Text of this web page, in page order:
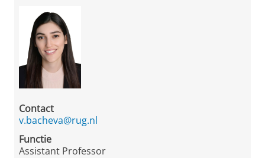
Contact
v.bacheva@rug.nl
Functie
Assistant Professor